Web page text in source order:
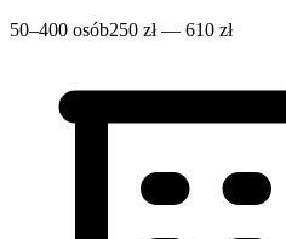
50–400 osób250 zł — 610 zł